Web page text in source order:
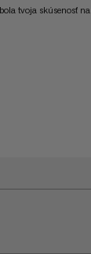
tvoja skúsenosť